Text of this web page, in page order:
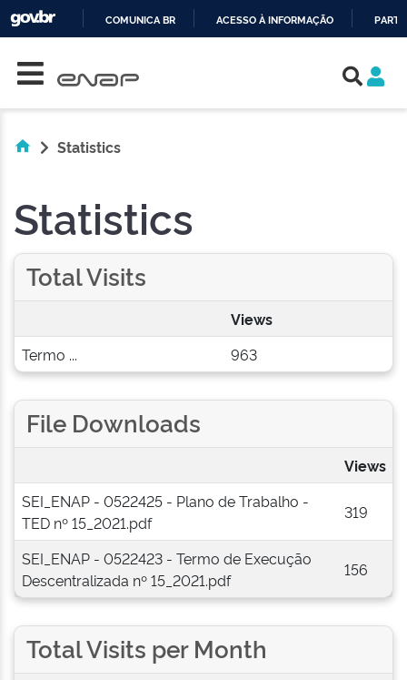
COMUNICA BR ACESSO À INFORMAÇÃO
Statistics
Statistics
Total Visits
Views
Termo ...
963
File Downloads
Views
SEI_ENAP - 0522425 - Plano de Trabalho -
TED nº 15_2021.pdf
319
SEI_ENAP - 0522423 - Termo de Execução
Descentralizada nº 15_2021.pdf
156
Total Visits per Month